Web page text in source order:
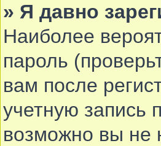
» Я давно
Наиболее
пароль
вам после
учетную запись
возможно вы не